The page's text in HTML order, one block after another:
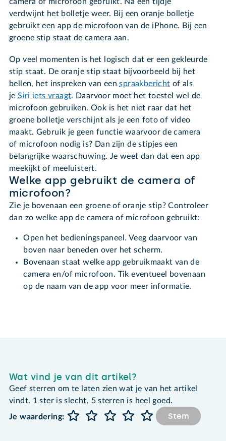
camera of microfoon gebruikt. Na een tijdje
verdwijnt het bolletje weer. Bij een oranje bolletje
gebruikt een app de microfoon van de iPhone. Bij een
groene stip staat de camera aan.
Op veel momenten is het logisch dat er een gekleurde
stip staat. De oranje stip staat bijvoorbeeld bij het
bellen, het inspreken van eenspraakbericht of als
jeSiri iets vraagt. Daarvoor moet het toestel wel de
microfoon gebruiken. Ook is het niet raar dat het
groene bolletje verschijnt als je een foto of video
maakt. Gebruik je geen functie waarvoor de camera
of microfoon nodig is? Dan zijn de stipjes een
belangrijke waarschuwing. Je weet dan dat een app
meekijkt of meeluistert.
Welke app gebruikt de camera of
microfoon?
Zie je bovenaan een groene of oranje stip? Controleer
dan zo welke app de camera of microfoon gebruikt:
Open het bedieningspaneel. Veeg daarvoor van
boven naar beneden over het scherm.
Bovenaan staat welke app gebruikmaakt van de
camera en/of microfoon. Tik eventueel bovenaan
op de naam van de app voor meer informatie.
Wat vind je van dit artikel?
Geef sterren om te laten zien wat je van het artikel
vindt. 1 ster is slecht, 5 sterren is heel goed.
Je waardering:
Stem